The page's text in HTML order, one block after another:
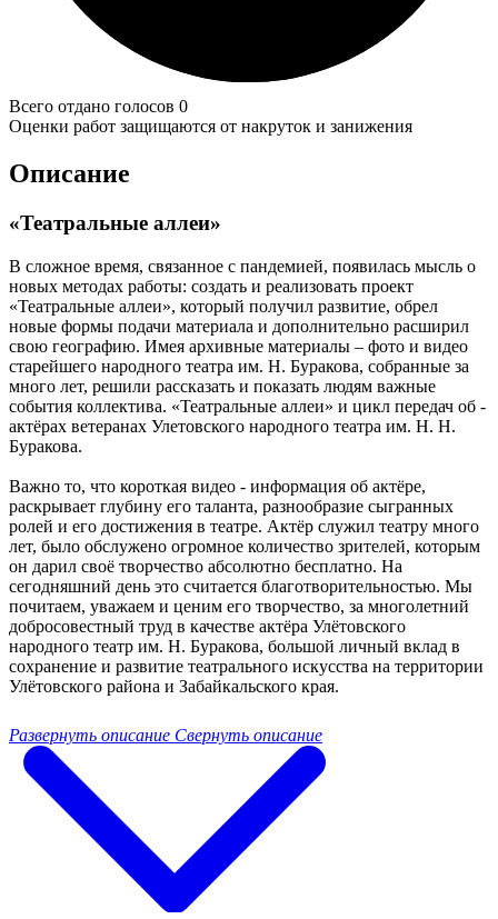
Всего отдано голосов 0
Оценки работ защищаются от накруток и занижения
Описание
«Театральные аллеи»
В сложное время, связанное с пандемией, появилась мысль о
новых методах работы: создать и реализовать проект
«Театральные аллеи», который получил развитие, обрел
новые формы подачи материала и дополнительно расширил
свою географию. Имея архивные материалы – фото и видео
старейшего народного театра им. Н. Буракова, собранные за
много лет, решили рассказать и показать людям важные
события коллектива. «Театральные аллеи» и цикл передач об -
актёрах ветеранах Улетовского народного театра им. Н. Н.
Буракова.
Важно то, что короткая видео - информация об актёре,
раскрывает глубину его таланта, разнообразие сыгранных
ролей и его достижения в театре. Актёр служил театру много
лет, было обслужено огромное количество зрителей, которым
он дарил своё творчество абсолютно бесплатно. На
сегодняшний день это считается благотворительностью. Мы
почитаем, уважаем и ценим его творчество, за многолетний
добросовестный труд в качестве актёра Улётовского
народного театр им. Н. Буракова, большой личный вклад в
сохранение и развитие театрального искусства на территории
Улётовского района и Забайкальского края.
Развернуть описание Свернуть описание